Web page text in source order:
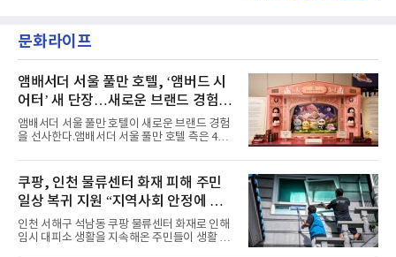
했다. “내 티, 5 bucks 바지는, 만원” 등 멤버들
의 라이프 스타일
MBC '쇼! 음악중심', SBS '인기가요' 등 주요 음
악방송 무대에 올라 화려한 퍼포먼스를 펼쳤다.
력을 앞세워 매 무대 색다른 볼거리를 선사했다.
특히 화사한 파스텔 톤의 비치웨어부터 청량한
마린룩, 햇살 아래 반짝이는 물결을 연상시키는
스커트, 강렬한 붉은 계열의 스타일링까지 각기
다른 매력을 선보였다. 브브걸은 다채로운 여름
패션을 완벽하게 소화하며 보
문화라이프
앰배서더 서울 풀만 호텔, ‘앰버드 시
어터’ 새 단장…새로운 브랜드 경험 선
사
앰배서더 서울 풀만 호텔이 새로운 브랜드 경험
을 선사한다.앰배서더 서울 풀만 호텔 측은 4일
이야기를 담은 인형 극장 콘셉트의 공간 ‘앰버드
시어터(Ambird Theater)’를 새롭게 선보인
다”고 밝혔다.앰배서더 서울 풀만 호텔은 로비
한편에 마련된 앰버드 존을 통해 앰버드의 세계
관을 소개해왔다. 앰버드 존은 앰버드가 우주여
행 중 수집한 다양한 굿즈를 전시한 '앰버드 플래
닛(Ambird Planet)과 계절별 플라워 연출로 사
쿠팡, 인천 물류센터 화재 피해 주민
일상 복귀 지원 “지역사회 안정에 총
력”
인천 서해구 석남동 쿠팡 물류센터 화재로 인해
임시 대피소 생활을 지속해온 주민들이 생활 터